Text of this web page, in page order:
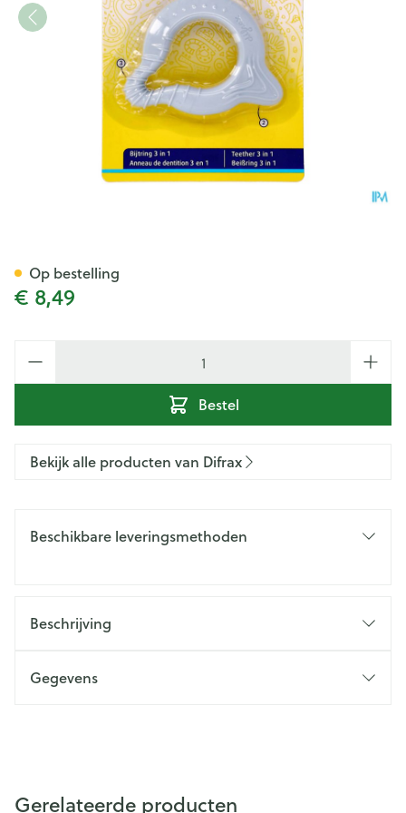
€ 8,49
Bestel
Op bestelling
Bekijk alle producten van Difrax
Beschikbare leveringsmethoden
Beschrijving
Gegevens
Gerelateerde producten